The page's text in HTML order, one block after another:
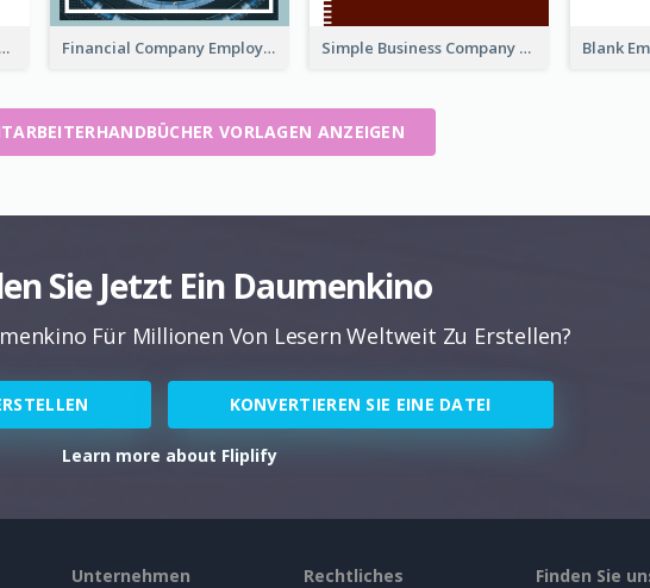
Human Resource Employee Handbook Financial Company Employee Handbook Simple Business Company Employee Handbook
VORLAGEN ANZEIGEN
Sie Jetzt Ein Daumenkino
Für Millionen Von Lesern Weltweit Zu Erstellen?
KONVERTIEREN SIE EINE DATEI
Learn more about Fliplify
Unternehmen Rechtliches Finden Sie